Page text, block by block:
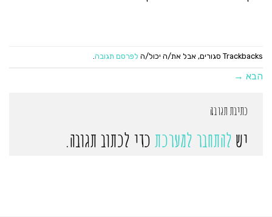
Trackbacks סגורים, אבל את/ה יכול/ה לפרסם תגובה.
הבא →
כתיבת תגובה
יש להתחבר למערכת כדי לכתוב תגובה.